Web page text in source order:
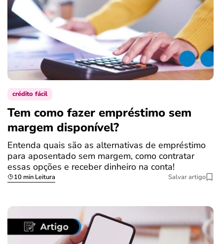
crédito fácil
Tem como fazer empréstimo sem
margem disponível?
Entenda quais são as alternativas de empréstimo
para aposentado sem margem, como contratar
essas opções e receber dinheiro na conta!
10 min Leitura Salvar artigo